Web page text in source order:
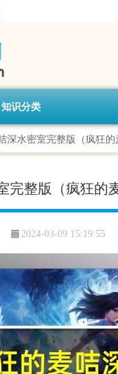
知识分类
深水密室完整版（疯狂的
整版（疯狂的
2024-03-09 15:19:55